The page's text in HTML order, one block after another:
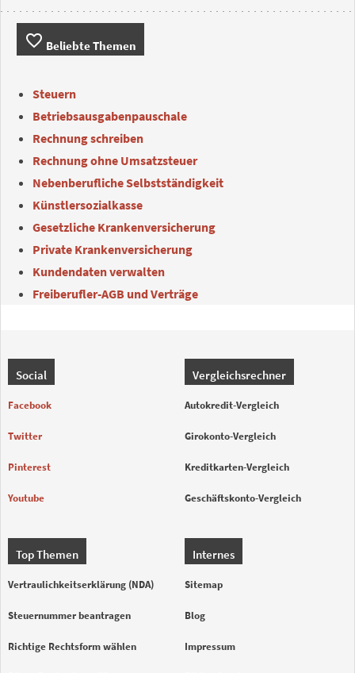
favorite_border Beliebte Themen
Steuern
Betriebsausgabenpauschale
Rechnung schreiben
Rechnung ohne Umsatzsteuer
Nebenberufliche Selbstständigkeit
Künstlersozialkasse
Gesetzliche Krankenversicherung
Private Krankenversicherung
Kundendaten verwalten
Freiberufler-AGB und Verträge
Social
Facebook
Twitter
Pinterest
Youtube
Vergleichsrechner
Autokredit-Vergleich
Girokonto-Vergleich
Kreditkarten-Vergleich
Geschäftskonto-Vergleich
Top Themen
Vertraulichkeitserklärung (NDA)
Steuernummer beantragen
Richtige Rechtsform wählen
Internes
Sitemap
Blog
Impressum